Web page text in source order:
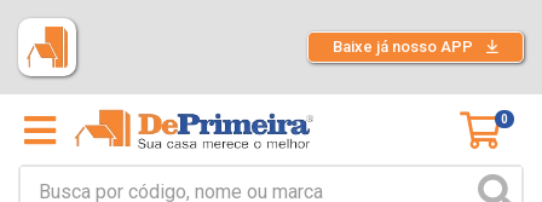
Baixe já nosso APP
0